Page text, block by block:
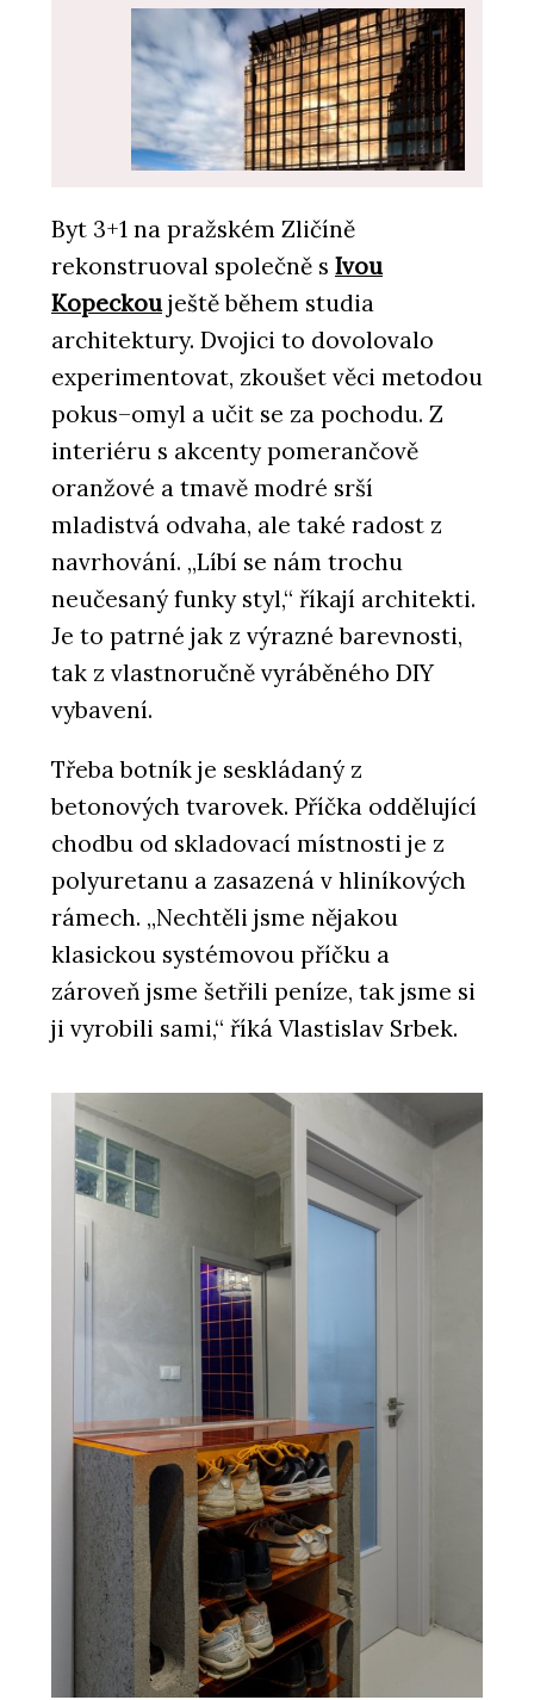
PRODUKTY
Coating on Demand - AGC Glass
Europe
ČLÁNKY
Seznamte se s polskými mrakodrapy
ve Varšavě. Komplex HUB je
multifunkční, UNIT má dračí kůži
Skla s protislunečním povlakem
Energy a Stopray - AGC Glass Europe
ČLÁNKY
Mrakodrap Mennica má prosklenou
fasádu a interiér zdobí leštěný
mramor. Je dominantou Varšavy,
která v noci září
PRODUKTY
Low-Carbon Glass a služba Recycle
Glass - AGC Glass Europe
Byt 3+1 na pražském Zličíně
rekonstruoval společně s Ivou
Kopeckou ještě během studia
architektury. Dvojici to dovolovalo
experimentovat, zkoušet věci metodou
pokus–omyl a učit se za pochodu. Z
interiéru s akcenty pomerančově
oranžové a tmavě modré srší
mladistvá odvaha, ale také radost z
navrhování. „Líbí se nám trochu
neučesaný funky styl,“ říkají architekti.
Je to patrné jak z výrazné barevnosti,
tak z vlastnoručně vyráběného DIY
vybavení.
Třeba botník je seskládaný z
betonových tvarovek. Příčka oddělující
chodbu od skladovací místnosti je z
polyuretanu a zasazená v hliníkových
rámech. „Nechtěli jsme nějakou
klasickou systémovou příčku a
zároveň jsme šetřili peníze, tak jsme si
ji vyrobili sami,“ říká Vlastislav Srbek.